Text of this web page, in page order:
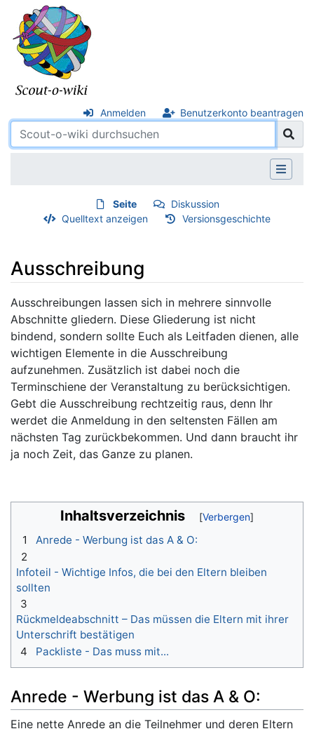
Anmelden Benutzerkonto beantragen
Seite
Diskussion
Quelltext anzeigen
Versionsgeschichte
Ausschreibung
Wechseln zu:Navigation,Suche
Ausschreibungen lassen sich in mehrere sinnvolle
Abschnitte gliedern. Diese Gliederung ist nicht
bindend, sondern sollte Euch als Leitfaden dienen, alle
wichtigen Elemente in die Ausschreibung
aufzunehmen. Zusätzlich ist dabei noch die
Terminschiene der Veranstaltung zu berücksichtigen.
Gebt die Ausschreibung rechtzeitig raus, denn Ihr
werdet die Anmeldung in den seltensten Fällen am
nächsten Tag zurückbekommen. Und dann braucht ihr
ja noch Zeit, das Ganze zu planen.
Inhaltsverzeichnis
1
Anrede - Werbung ist das A & O:
2
Infoteil - Wichtige Infos, die bei den Eltern bleiben
sollten
3
Rückmeldeabschnitt – Das müssen die Eltern mit ihrer
Unterschrift bestätigen
4
Packliste - Das muss mit...
Anrede - Werbung ist das A & O:
Eine nette Anrede an die Teilnehmer und deren Eltern